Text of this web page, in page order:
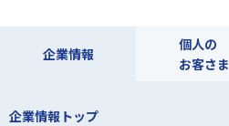
企業情報
個人の
お客さま
企業情報トップ